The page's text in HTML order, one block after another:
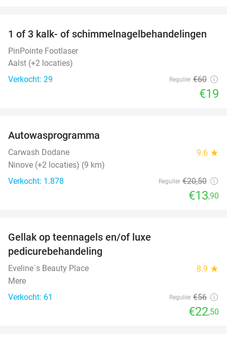
68%
1 of 3 kalk- of schimmelnagelbehandelingen
PinPointe Footlaser
Aalst (+2 locaties)
Verkocht: 29
Regulier €60
€19
Autowasprogramma
Carwash Dodane 9.6 star
Ninove (+2 locaties) (9 km)
Verkocht: 1.878
Regulier €20,50
€13,90
Gellak op teennagels en/of luxe
pedicurebehandeling
Eveline´s Beauty Place 8.9 star
Mere
Verkocht: 61
Regulier €56
€22,50